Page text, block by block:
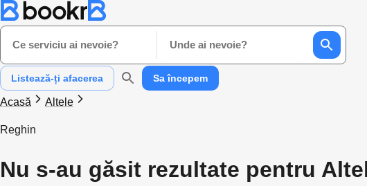
Ce serviciu ai nevoie? Unde ai nevoie?
Listează-ți afacerea Sa începem
Acasă Altele
Reghin
Nu s-au găsit rezultate pentru